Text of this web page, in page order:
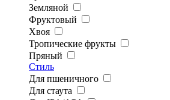
Земляной
Фруктовый
Хвоя
Тропические фрукты
Пряный
Стиль
Для пшеничного
Для стаута